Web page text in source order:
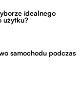
idealnego
użytku?
samochodu podczas